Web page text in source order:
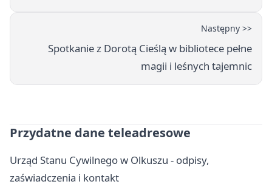
Następny >>
Spotkanie z Dorotą Cieślą w bibliotece pełne
magii i leśnych tajemnic
Przydatne dane teleadresowe
Urząd Stanu Cywilnego w Olkuszu - odpisy,
zaświadczenia i kontakt